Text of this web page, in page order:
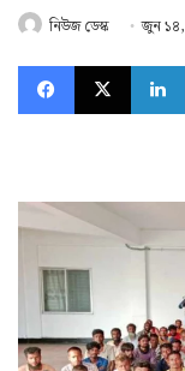
নিউজ ডেস্ক জুন
Facebook
X